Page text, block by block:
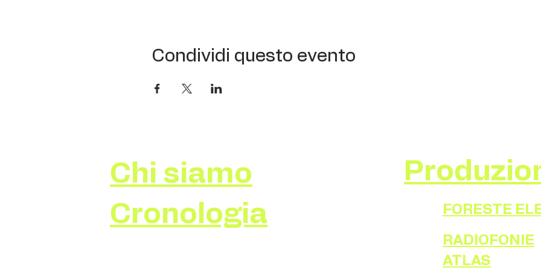
Condividi questo evento
Chi siamo
Cronologia
FORESTE
RADIOFONIE
ATLAS